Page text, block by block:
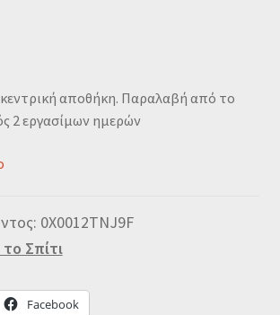
αποθήκη. Παραλαβή από το
2 εργασίμων ημερών
0X0012TNJ9F
το Σπίτι
Facebook